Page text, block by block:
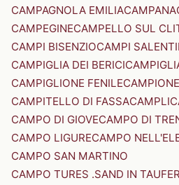
CAMPAGNOLA EMILIACAMPANA
CAMPEGINECAMPELLO SUL
CAMPI BISENZIOCAMPI
CAMPIGLIA DEI BERICI
CAMPIGLIONE FENILE
CAMPITELLO DI FASSACAMPLI
CAMPO DI GIOVECAMPO DI
CAMPO LIGURECAMPO
CAMPO SAN MARTINO
CAMPO TURES .SAND IN